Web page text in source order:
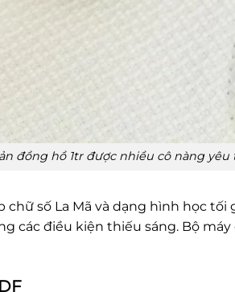
đồng hồ 1tr được nhiều cô nàng yêu
số La Mã và dạng hình học tối
các điều kiện thiếu sáng. Bộ